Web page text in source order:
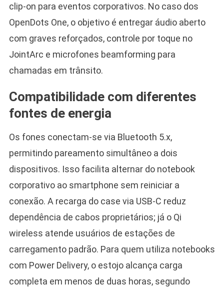
clip-on para eventos corporativos. No caso dos
OpenDots One, o objetivo é entregar áudio aberto
com graves reforçados, controle por toque no
JointArc e microfones beamforming para
chamadas em trânsito.
Compatibilidade com diferentes
fontes de energia
Os fones conectam-se via Bluetooth 5.x,
permitindo pareamento simultâneo a dois
dispositivos. Isso facilita alternar do notebook
corporativo ao smartphone sem reiniciar a
conexão. A recarga do case via USB-C reduz
dependência de cabos proprietários; já o Qi
wireless atende usuários de estações de
carregamento padrão. Para quem utiliza notebooks
com Power Delivery, o estojo alcança carga
completa em menos de duas horas, segundo